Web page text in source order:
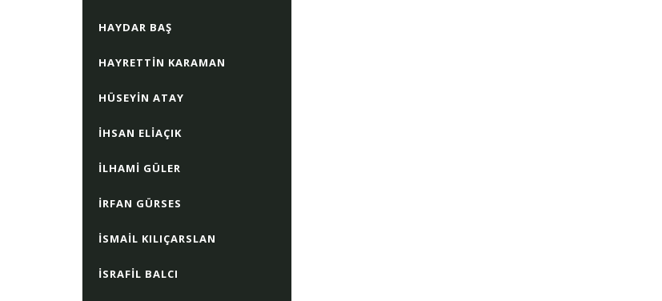
HAYDAR BAŞ
HAYRETTIN KARAMAN
HÜSEYIN ATAY
İHSAN ELIAÇIK
İLHAMI GÜLER
İRFAN GÜRSES
İSMAIL KILIÇARSLAN
İSRAFIL BALCI